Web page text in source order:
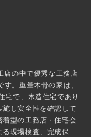
店の中で優秀な工務店
。重量木骨の家は、
宅で、木造住宅であり
し安全性を確認して
着型の工務店・住宅会
る現場検査、完成保